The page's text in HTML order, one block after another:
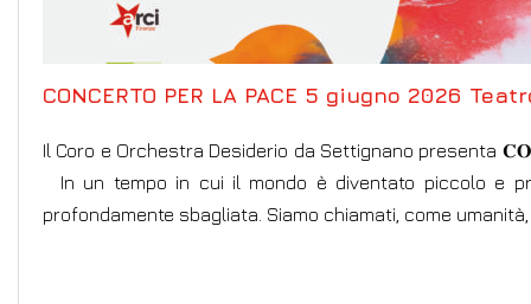
CONCERTO PER LA PACE 5 giugno 2026
Il Coro e Orchestra Desiderio da Settignano presenta
In un tempo in cui il mondo è diventato piccolo e
profondamente sbagliata. Siamo chiamati, come